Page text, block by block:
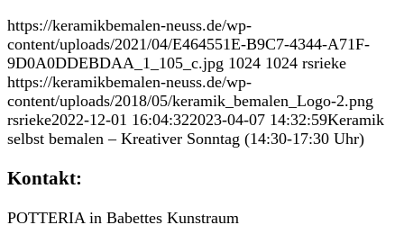
https://keramikbemalen-neuss.de/wp-
content/uploads/2021/04/E464551E-B9C7-4344-A71F-
9D0A0DDEBDAA_1_105_c.jpg 1024 1024 rsrieke
https://keramikbemalen-neuss.de/wp-
content/uploads/2018/05/keramik_bemalen_Logo-2.png
rsrieke2022-12-01 16:04:322023-04-07 14:32:59Keramik
selbst bemalen – Kreativer Sonntag (14:30-17:30 Uhr)
Kontakt:
POTTERIA in Babettes Kunstraum